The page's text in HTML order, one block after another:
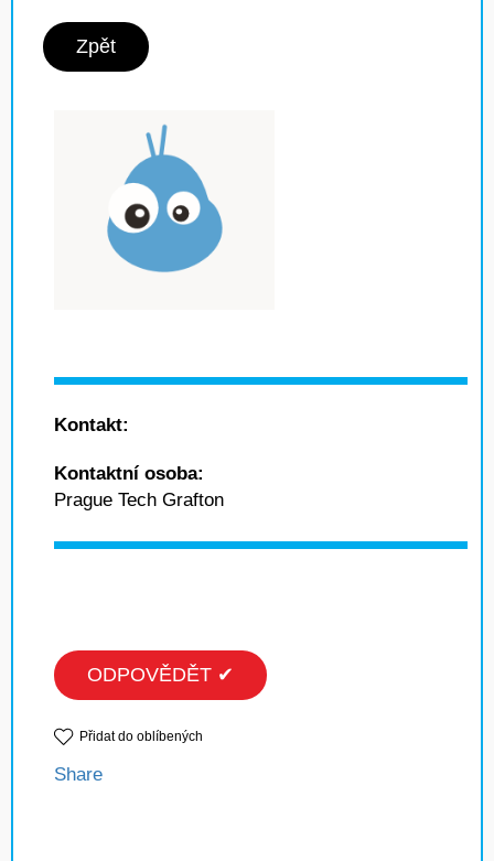
Zpět
Kontakt:
Kontaktní osoba:
Prague Tech Grafton
ODPOVĚDĚT ✔
Přidat do oblíbených
Share